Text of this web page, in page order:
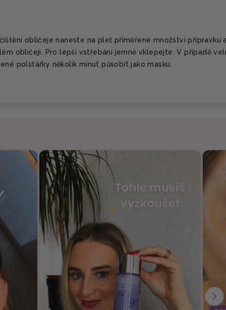
obličeje naneste na pleť přiměřené množství přípravku
obličeji. Pro lepší vstřebání jemně vklepejte. V případě
polštářky několik minut působit jako masku.